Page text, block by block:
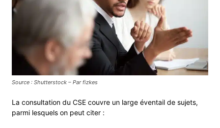
Source : Shutterstock – Par fizkes
La consultation du CSE couvre un large éventail de sujets,
parmi lesquels on peut citer :